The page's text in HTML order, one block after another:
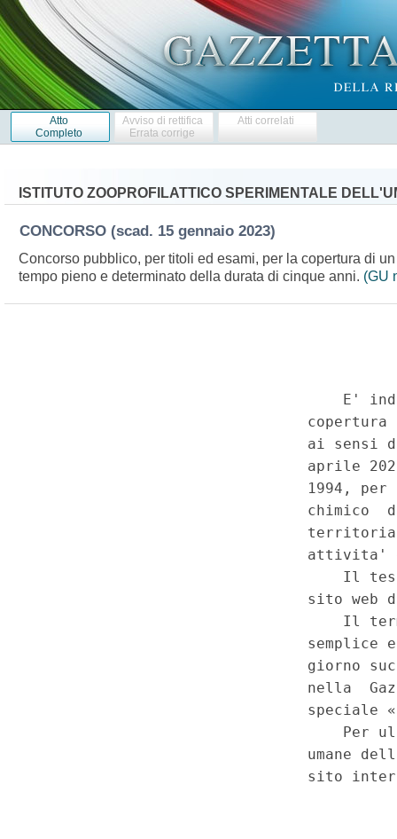
Atto
Completo
Avviso di rettifica
Errata corrige
Atti correlati
ISTITUTO ZOOPROFILATTICO SPERIMENTALE
CONCORSO (scad. 15 gennaio 2023)
Concorso pubblico, per titoli ed esami, per la copertura di
tempo pieno e determinato della durata di cinque anni. (GU